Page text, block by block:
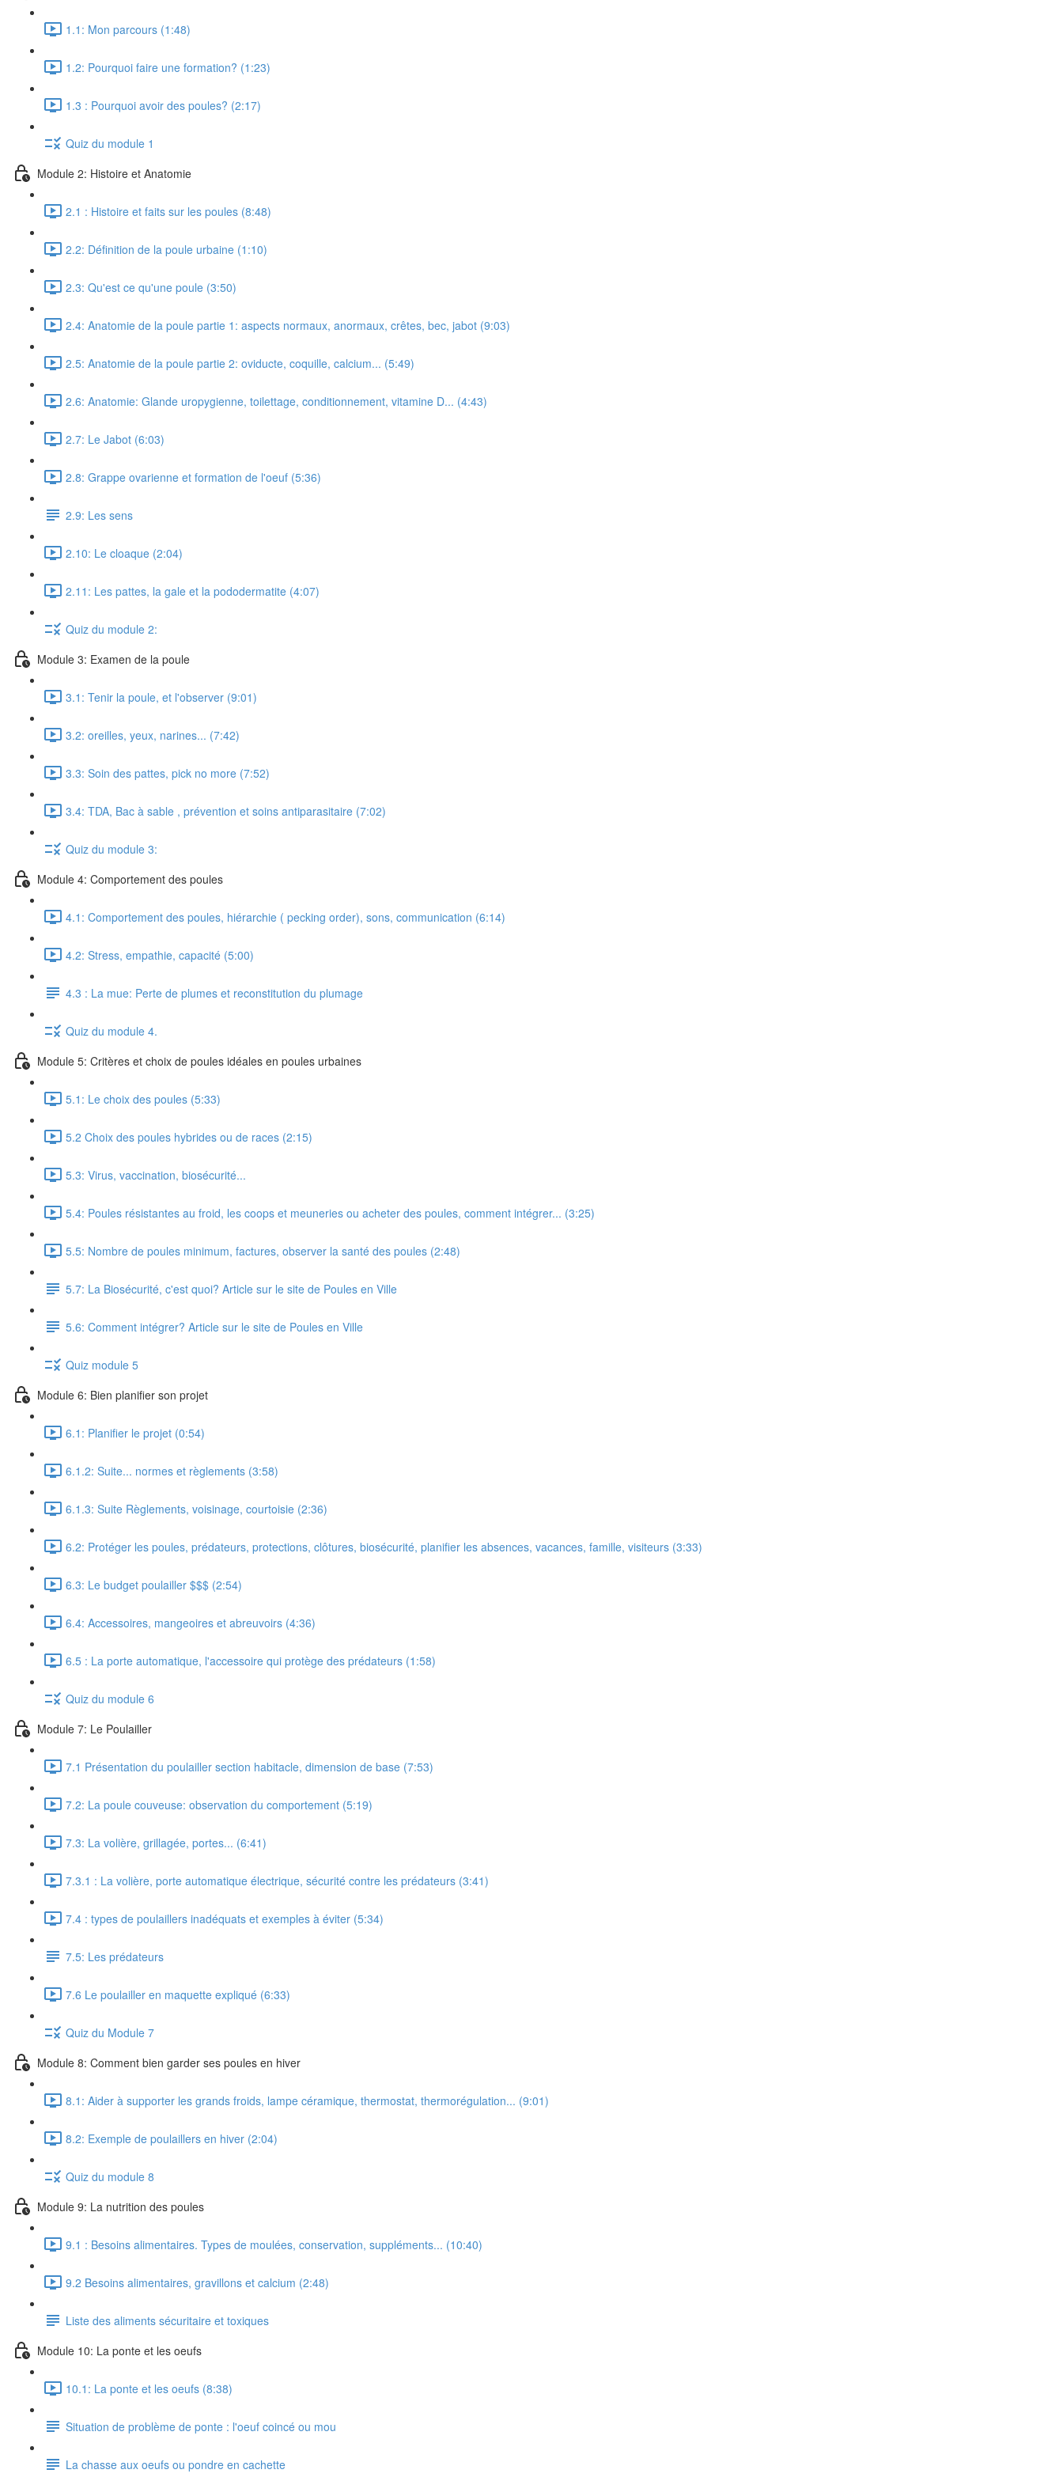
1.1: Mon parcours (1:48)
1.2: Pourquoi faire une formation? (1:23)
1.3 : Pourquoi avoir des poules? (2:17)
Quiz du module 1
Module 2: Histoire et Anatomie
2.1 : Histoire et faits sur les poules (8:48)
2.2: Définition de la poule urbaine (1:10)
2.3: Qu'est ce qu'une poule (3:50)
2.4: Anatomie de la poule partie 1: aspects normaux, anormaux, crêtes, bec, jabot (9:03)
2.5: Anatomie de la poule partie 2: oviducte, coquille, calcium... (5:49)
2.6: Anatomie: Glande uropygienne, toilettage, conditionnement, vitamine D... (4:43)
2.7: Le Jabot (6:03)
2.8: Grappe ovarienne et formation de l'oeuf (5:36)
2.9: Les sens
2.10: Le cloaque (2:04)
2.11: Les pattes, la gale et la pododermatite (4:07)
Quiz du module 2:
Module 3: Examen de la poule
3.1: Tenir la poule, et l'observer (9:01)
3.2: oreilles, yeux, narines... (7:42)
3.3: Soin des pattes, pick no more (7:52)
3.4: TDA, Bac à sable , prévention et soins antiparasitaire (7:02)
Quiz du module 3:
Module 4: Comportement des poules
4.1: Comportement des poules, hiérarchie ( pecking order), sons, communication (6:14)
4.2: Stress, empathie, capacité (5:00)
4.3 : La mue: Perte de plumes et reconstitution du plumage
Quiz du module 4.
Module 5: Critères et choix de poules idéales en poules urbaines
5.1: Le choix des poules (5:33)
5.2 Choix des poules hybrides ou de races (2:15)
5.3: Virus, vaccination, biosécurité...
5.4: Poules résistantes au froid, les coops et meuneries ou acheter des poules, comment intégrer... (3:25)
5.5: Nombre de poules minimum, factures, observer la santé des poules (2:48)
5.7: La Biosécurité, c'est quoi? Article sur le site de Poules en Ville
5.6: Comment intégrer? Article sur le site de Poules en Ville
Quiz module 5
Module 6: Bien planifier son projet
6.1: Planifier le projet (0:54)
6.1.2: Suite... normes et règlements (3:58)
6.1.3: Suite Règlements, voisinage, courtoisie (2:36)
6.2: Protéger les poules, prédateurs, protections, clôtures, biosécurité, planifier les absences, vacances, famille, visiteurs (3:33)
6.3: Le budget poulailler $$$ (2:54)
6.4: Accessoires, mangeoires et abreuvoirs (4:36)
6.5 : La porte automatique, l'accessoire qui protège des prédateurs (1:58)
Quiz du module 6
Module 7: Le Poulailler
7.1 Présentation du poulailler section habitacle, dimension de base (7:53)
7.2: La poule couveuse: observation du comportement (5:19)
7.3: La volière, grillagée, portes... (6:41)
7.3.1 : La volière, porte automatique électrique, sécurité contre les prédateurs (3:41)
7.4 : types de poulaillers inadéquats et exemples à éviter (5:34)
7.5: Les prédateurs
7.6 Le poulailler en maquette expliqué (6:33)
Quiz du Module 7
Module 8: Comment bien garder ses poules en hiver
8.1: Aider à supporter les grands froids, lampe céramique, thermostat, thermorégulation... (9:01)
8.2: Exemple de poulaillers en hiver (2:04)
Quiz du module 8
Module 9: La nutrition des poules
9.1 : Besoins alimentaires. Types de moulées, conservation, suppléments... (10:40)
9.2 Besoins alimentaires, gravillons et calcium (2:48)
Liste des aliments sécuritaire et toxiques
Module 10: La ponte et les oeufs
10.1: La ponte et les oeufs (8:38)
Situation de problème de ponte : l'oeuf coincé ou mou
La chasse aux oeufs ou pondre en cachette